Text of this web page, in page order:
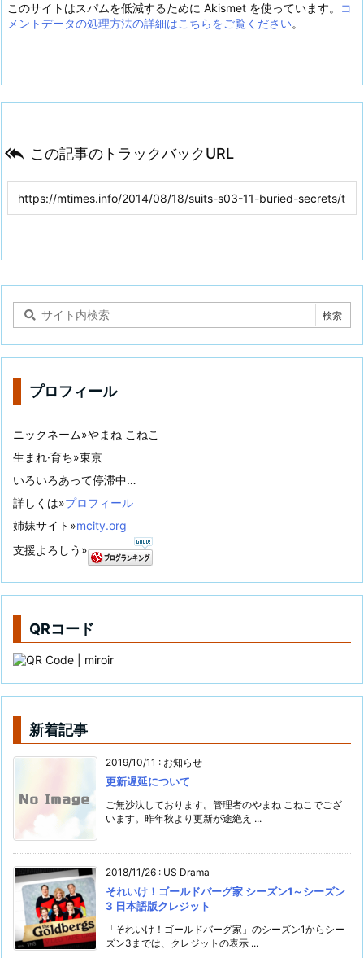
このサイトはスパムを低減するために Akismet を使っています。
コ
メントデータの処理方法の詳細はこちらをご覧ください。
 この記事のトラックバックURL
プロフィール
ニックネーム»やまね こねこ
生まれ·育ち»東京
いろいろあって停滞中…
詳しくは»プロフィール
姉妹サイト»mcity.org
支援よろしう»
QRコード
新着記事
2019/10/11 : お知らせ
更新遅延について
ご無沙汰しております。管理者のやまね こねこでござ
います。昨年秋より更新が途絶え ...
2018/11/26 : US Drama
それいけ！ゴールドバーグ家 シーズン1～シーズン
3 日本語版クレジット
「それいけ！ゴールドバーグ家」のシーズン1からシー
ズン3までは、クレジットの表示 ...